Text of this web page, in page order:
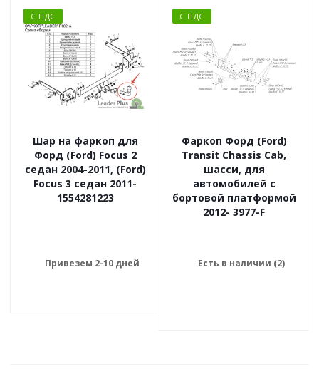
С НДС
Шар на фаркоп для
Форд (Ford) Focus 2
седан 2004-2011, (Ford)
Focus 3 седан 2011-
1554281223
Привезем 2-10 дней
С НДС
Фаркоп Форд (Ford)
Transit Chassis Cab,
шасси, для
автомобилей с
бортовой платформой
2012- 3977-F
Есть в наличии (2)